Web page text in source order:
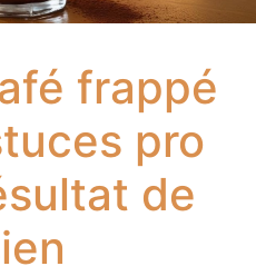
: 10
pour
de café